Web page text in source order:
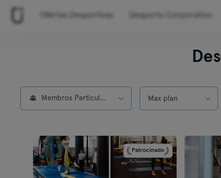
Membros Particulares Max plan
Patrocinado